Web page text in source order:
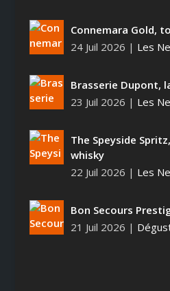
Connemara Gold,
24 Juil 2026 | Les
Brasserie Dupont,
23 Juil 2026 | Les
The Speyside
whisky
22 Juil 2026 | Les
Bon Secours
21 Juil 2026 |